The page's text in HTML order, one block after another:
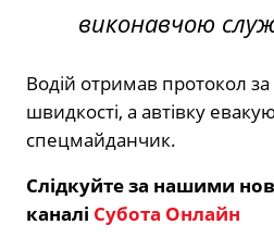
виконавчою
Водій отримав протокол
швидкості, а автівку
спецмайданчик.
Слідкуйте за нашими
каналі Субота Онлайн